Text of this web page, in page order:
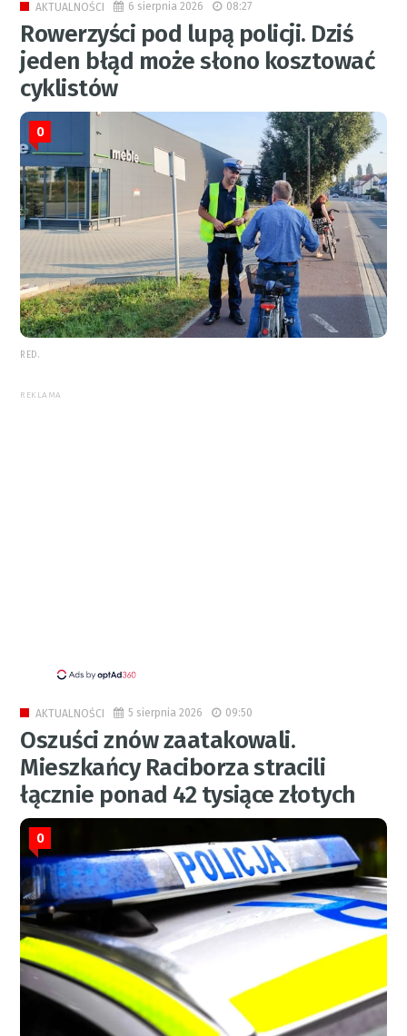
AKTUALNOŚCI 6 sierpnia 2026 08:27
Rowerzyści pod lupą policji. Dziś
jeden błąd może słono kosztować
cyklistów
0
RED.
REKLAMA
AKTUALNOŚCI 5 sierpnia 2026 09:50
Oszuści znów zaatakowali.
Mieszkańcy Raciborza stracili
łącznie ponad 42 tysiące złotych
0